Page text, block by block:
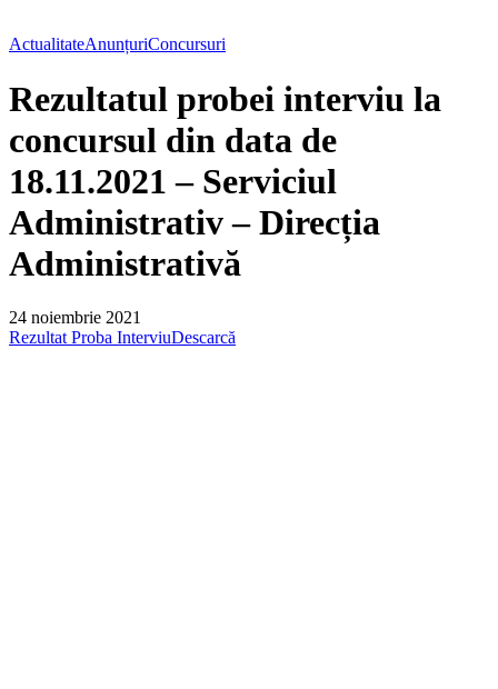
ActualitateAnunțuriConcursuri
Rezultatul probei interviu la
concursul din data de
18.11.2021 – Serviciul
Administrativ – Direcția
Administrativă
24 noiembrie 2021
Rezultat Proba InterviuDescarcă